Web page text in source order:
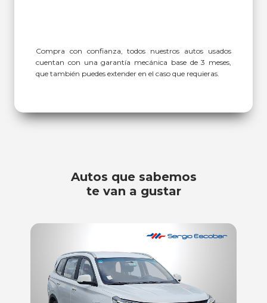
Compra con confianza, todos nuestros autos usados
cuentan con una garantía mecánica base de 3 meses,
que también puedes extender en el caso que requieras.
Autos que sabemos
te van a gustar